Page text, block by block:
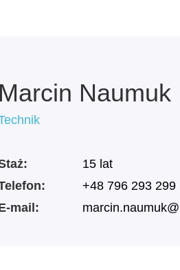
Marcin Naumuk
15 lat
+48 796 293 299
mail: